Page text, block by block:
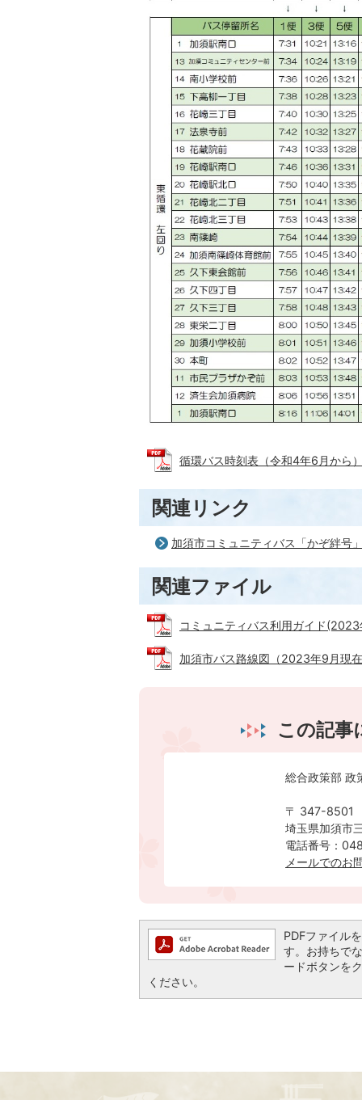
循環バス時刻表（令和4年6月から
関連リンク
加須市コミュニティバス「かぞ絆号
関連ファイル
コミュニティバス利用ガイド
加須市バス路線図（2023年9月現
この記事
総合政策部 政
〒 347-8501
埼玉県加須市
電話番号：
メールでのお
PDFファイル
す。お持ちで
ードボタンを
ください。